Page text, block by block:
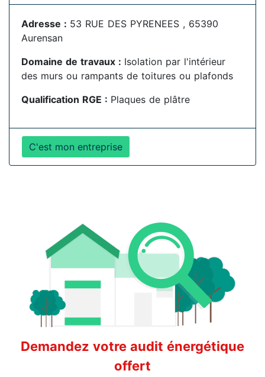
Adresse : 53 RUE DES PYRENEES , 65390
Aurensan
Domaine de travaux : Isolation par l'intérieur
des murs ou rampants de toitures ou plafonds
Qualification RGE : Plaques de plâtre
C'est mon entreprise
Demandez votre audit énergétique
offert